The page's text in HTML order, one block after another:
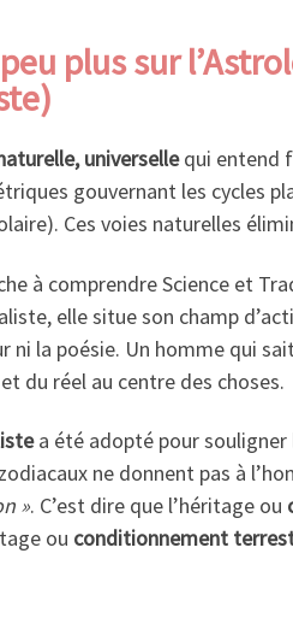
plus sur
universellequi entend
gouvernant les cycles
Ces voies naturelles
à comprendre Science et
elle situe son champ
ni la poésie. Un homme qui
du réel au centre des choses.
a été adopté pour
ne donnent pas à
». C’est dire que l’héritage ou
ou conditionnement